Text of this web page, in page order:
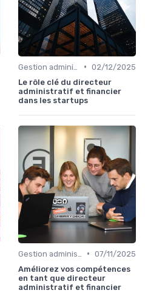
• 02/12/2025
Le rôle clé du directeur
administratif et financier
dans les startups
• 07/11/2025
Améliorez vos compétences
en tant que directeur
administratif et financier